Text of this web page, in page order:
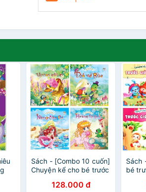
Sách - [Combo 10 cuốn]
Chuyện kể cho bé trước
ngày xưa128.000 đ
Sách
bé